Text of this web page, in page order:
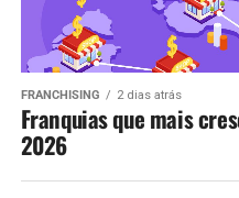
FRANCHISING 2 dias atrás
Franquias que mais
2026